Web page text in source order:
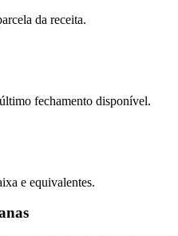
da receita.
fechamento disponível.
e equivalentes.